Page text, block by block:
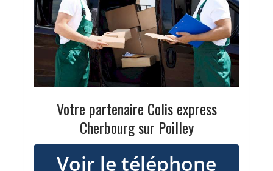
Votre partenaire Colis express
Cherbourg sur Poilley